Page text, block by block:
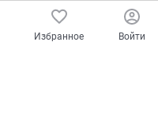
Избранное Войти